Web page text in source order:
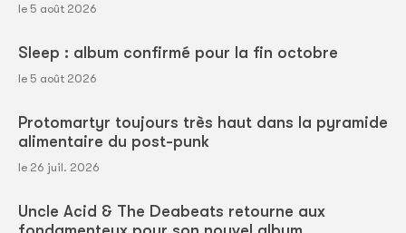
le 5 août 2026
Sleep : album confirmé pour la fin octobre
le 5 août 2026
Protomartyr toujours très haut dans la pyramide
alimentaire du post-punk
le 26 juil. 2026
Uncle Acid & The Deabeats retourne aux